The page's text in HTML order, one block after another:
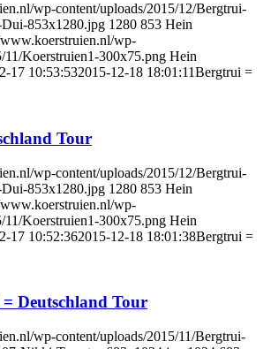
wp-content/uploads/2015/12/Bergtrui-
853x1280.jpg 1280 853 Hein
wp-
11/Koerstruien1-300x75.png Hein
17 10:53:532015-12-18 18:01:11Bergtrui =
Tour
wp-content/uploads/2015/12/Bergtrui-
853x1280.jpg 1280 853 Hein
wp-
11/Koerstruien1-300x75.png Hein
17 10:52:362015-12-18 18:01:38Bergtrui =
Deutschland Tour
wp-content/uploads/2015/11/Bergtrui-